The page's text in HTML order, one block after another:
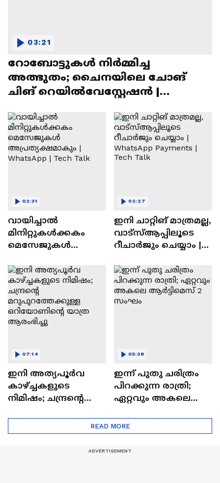
റോബോട്ടുകൾ നിർമ്മിച്ച
അത്ഭുതം; ചൈനയിലെ ചോങ്
ചിങ് റെയിൽവേസ്റ്റേഷൻ |
03:21
വായിച്ചാൽ
മിനിറ്റുകൾക്കകം
മെസേജുകള്‍
WhatsApp | Tech Talk
02:31
ഇനി ചാറ്റിങ് മാത്രമല്ല,
വാട്‌സ്‌ആപ്പിലൂടെ
റീചാർജും ചെയ്യാം |
Tech Talk
02:27
ഇനി അത്യപൂര്‍വ
കാഴ്ച്ചകളുടെ
നിമിഷം; ചന്ദ്രന്റെ
ഒറിയോണിന്റെ യാത്ര
ആരംഭിച്ചു
07:14
ഇന്ന് പുതു ചരിത്രം
പിറക്കുന്ന രാത്രി;
ഏറ്റവും അകലെ
05:38
READ MORE